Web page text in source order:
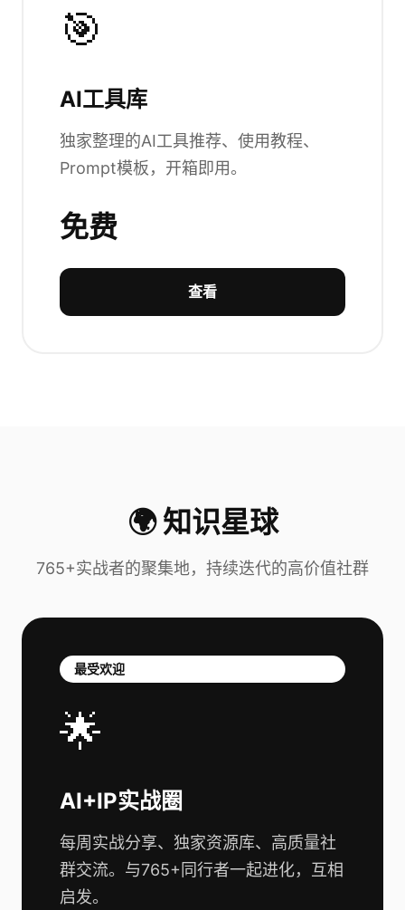
🎯
AI工具库
独家整理的AI工具推荐、使用教程、
Prompt模板，开箱即用。
免费
查看
🌍 知识星球
765+实战者的聚集地，持续迭代的高价值社群
最受欢迎
🌟
AI+IP实战圈
每周实战分享、独家资源库、高质量社
群交流。与765+同行者一起进化，互相
启发。